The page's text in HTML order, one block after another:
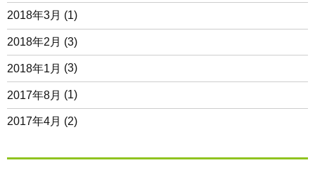
2018年3月 (1)
2018年2月 (3)
2018年1月 (3)
2017年8月 (1)
2017年4月 (2)